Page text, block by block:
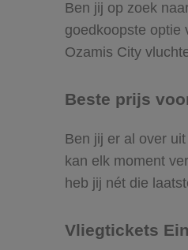
Ben jij op zoek
goedkoopste optie
Ozamis City
Beste prijs
Ben jij er al over
kan elk moment
heb jij nét die
Vliegtickets